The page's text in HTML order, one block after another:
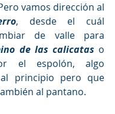
, desde el cuál
de valle para
de las calicatas o
el espolón, algo
principio pero que
al pantano.